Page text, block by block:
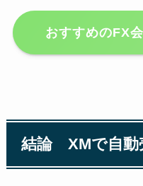
おすすめのFX
結論 XMで自動